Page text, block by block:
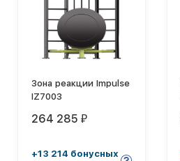
Зона реакции Impulse
IZ7003
264 285 ₽
+13 214 бонусных